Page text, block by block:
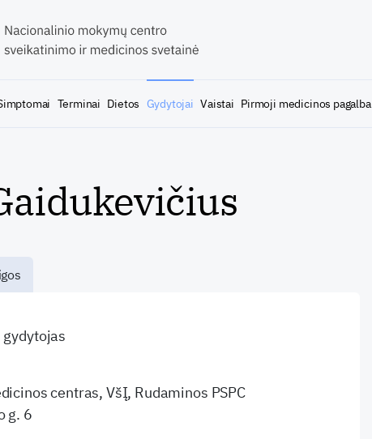
Terminai Dietos Gydytojai Vaistai Pirmoji medicinos pagalba
centras, VšĮ, Rudaminos PSPC
g. 6